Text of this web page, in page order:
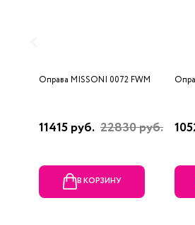
Оправа MISSONI 0072 FWM
11415 руб. 22830 руб.
В КОРЗИНУ